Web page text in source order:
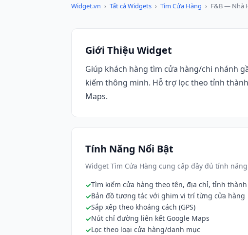
Widget.vn › Tất cả Widgets › Tìm Cửa Hàng › F&B — Nhà
Giới Thiệu Widget
Giúp khách hàng tìm cửa hàng/chi nhánh
kiếm thông minh. Hỗ trợ lọc theo tỉnh
Maps.
Tính Năng Nổi Bật
Widget Tìm Cửa Hàng cung cấp đầy đủ tính
Tìm kiếm cửa hàng theo tên, địa chỉ, tỉnh thành
Bản đồ tương tác với ghim vị trí từng cửa hàng
Sắp xếp theo khoảng cách (GPS)
Nút chỉ đường liên kết Google Maps
Lọc theo loại cửa hàng/danh mục